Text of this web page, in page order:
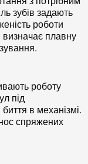
зубів задають
роботи
плавну
роботу
під
в механізмі.
спряжених